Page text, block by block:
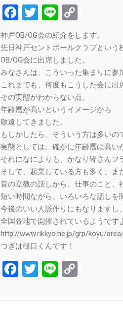
Facebook
Twitter
Line
Link
神戸OB/OG会の紹介をします。
先日神戸セントポールクラブという
OB/OG会に出席しました。
みなさんは、こういった集まりに参
これまでも、何度もこうした会に出
その実態がわからない点、
年齢層が高いというイメージから
敬遠してきました。
もしかしたら、そういう方は多いの
実態としては、確かに年齢層は高い
それになによりも、かなり皆さんフ
そして、起業している方も多く、ま
昔の立教の話しから、仕事のこと、
短い時間ながら、いろいろな話しを
今後のいい人脈作りにもなりますし
全国各地で開催されているようです
http://www.rikkyo.ne.jp/grp/koyu/
つぎは樋口くんです！
Facebook
Twitter
Line